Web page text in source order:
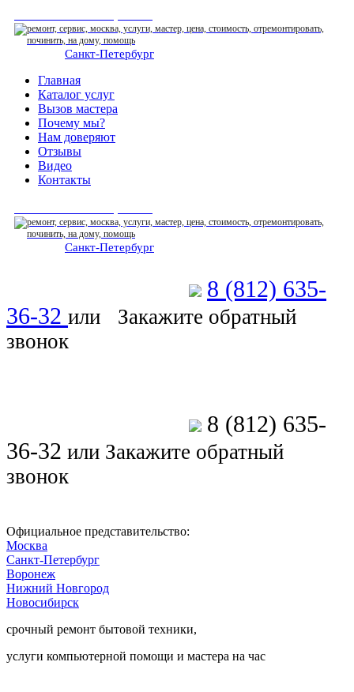
Санкт-Петербург
Главная
Каталог услуг
Вызов мастера
Почему мы?
Нам доверяют
Отзывы
Видео
Контакты
Санкт-Петербург
8 (812) 635-
36-32 или
Закажите обратный
звонок
8 (812) 635-
36-32 или Закажите обратный
звонок
Официальное представительство:
Москва
Санкт-Петербург
Воронеж
Нижний Новгород
Новосибирск
срочный ремонт бытовой техники,
услуги компьютерной помощи и мастера на час